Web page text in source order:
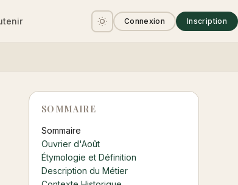
Connexion Inscription
SOMMAIRE
Sommaire
Ouvrier d'Août
Étymologie et Définition
Description du Métier